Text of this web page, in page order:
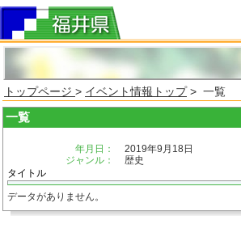
トップページ > イベント情報トップ> 一覧
一覧
年月日：
2019年9月18日
ジャンル：
歴史
タイトル
データがありません。